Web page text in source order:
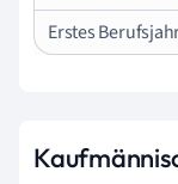
Erstes